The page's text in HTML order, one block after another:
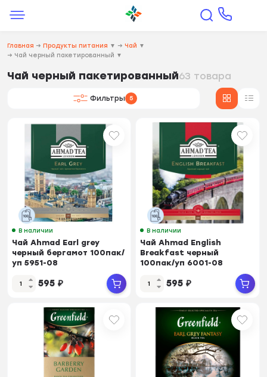
Главная → Продукты питания ▼ → Чай ▼
→ Чай черный пакетированный ▼
Чай черный пакетированный63 товара
Фильтры 5
В наличии
Чай Ahmad Earl grey
черный бергамот 100пак/
уп 5951-08
595 ₽
В наличии
Чай Ahmad English
Breakfast черный
100пак/уп 6001-08
595 ₽